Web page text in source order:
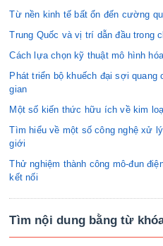
Từ nền kinh tế bất ổn đến cường
Trung Quốc và vị trí dẫn đầu trong
Cách lựa chọn kỹ thuật mô hình
Phát triển bộ khuếch đại sợi quang
gian
Một số kiến thức hữu ích về kim
Tìm hiểu về một số công nghệ xử
giới
Thử nghiệm thành công mô-đun
kết nối
Tìm nội dung bằng từ